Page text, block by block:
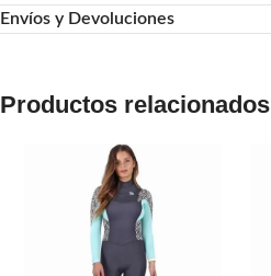
Envíos y Devoluciones
Productos relacionados